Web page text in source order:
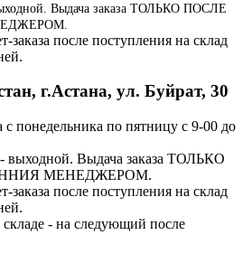
Выдача заказа ТОЛЬКО ПОСЛЕ
заказа после поступления на склад
г.Астана, ул. Буйрат, 30
с понедельника по пятницу с 9-00 до
- выходной. Выдача заказа ТОЛЬКО
МЕНЕДЖЕРОМ.
заказа после поступления на склад
- на следующий после